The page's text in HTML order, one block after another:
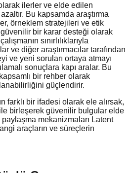
ilerler ve elde edilen
Bu kapsamda araştırma
örneklem stratejileri ve etik
bir karar desteği olarak
sınırlılıklarıyla
ve diğer araştırmacılar tarafından
ve yeni soruları ortaya atmayı
sonuçlara kapı aralar. Bu
bir rehber olarak
güçlendirir.
farklı bir ifadesi olarak ele alırsak,
birleşerek güvenilir bulgular elde
paylaşma mekanizmaları Latent
araçların ve süreçlerin